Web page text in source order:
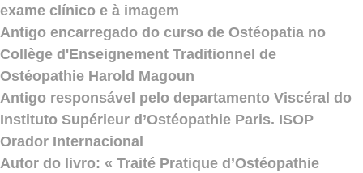
exame clínico e à imagem
Antigo encarregado do curso de Ostéopatia no
Collège d'Enseignement Traditionnel de
Ostéopathie Harold Magoun
Antigo responsável pelo departamento Viscéral do
Instituto Supérieur d’Ostéopathie Paris. ISOP
Orador Internacional
Autor do livro: « Traité Pratique d’Ostéopathie